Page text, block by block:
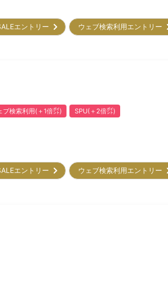
エントリー ウェブ検索利用エントリー
ブ検索利用(＋1倍㌽) SPU(＋2倍㌽)
エントリー ウェブ検索利用エントリー